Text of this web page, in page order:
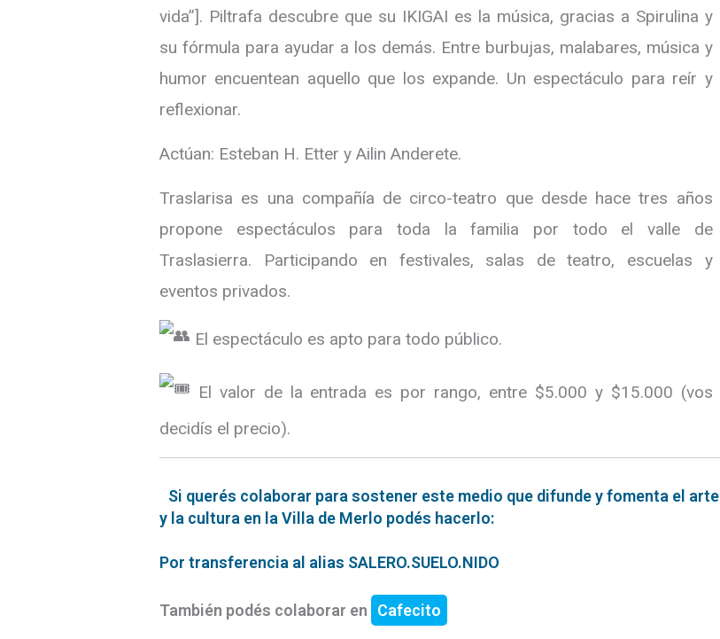
vida”]. Piltrafa descubre que su IKIGAI es la música, gracias a Spirulina y
su fórmula para ayudar a los demás. Entre burbujas, malabares, música y
humor encuentean aquello que los expande. Un espectáculo para reír y
reflexionar.
Actúan: Esteban H. Etter y Ailin Anderete.
Traslarisa es una compañía de circo-teatro que desde hace tres años
propone espectáculos para toda la familia por todo el valle de
Traslasierra. Participando en festivales, salas de teatro, escuelas y
eventos privados.
El espectáculo es apto para todo público.
El valor de la entrada es por rango, entre $5.000 y $15.000 (vos
decidís el precio).
Si querés colaborar para sostener este medio que difunde y fomenta el arte
y la cultura en la Villa de Merlo podés hacerlo:
Por transferencia al alias SALERO.SUELO.NIDO
También podés colaborar en Cafecito